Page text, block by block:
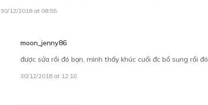
30/12/2018 at 08:55
moon_jenny86
được sửa rồi đó bạn, mình thấy khúc cuối đc bổ sung rồi đó.
30/12/2018 at 12:10